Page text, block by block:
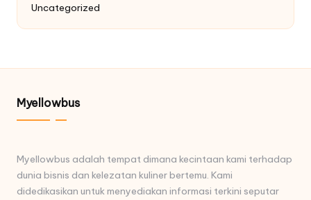
Uncategorized
Myellowbus
Myellowbus adalah tempat dimana kecintaan kami terhadap
dunia bisnis dan kelezatan kuliner bertemu. Kami
didedikasikan untuk menyediakan informasi terkini seputar